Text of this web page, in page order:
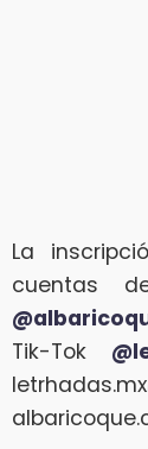
La
cuentas
Tik-Tok